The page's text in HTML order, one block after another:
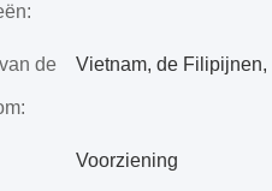
de
Voorziening